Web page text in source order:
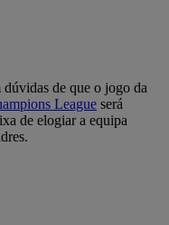
dúvidas de que o jogo da
League será
de elogiar a equipa